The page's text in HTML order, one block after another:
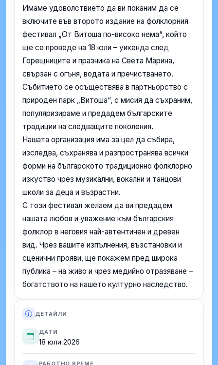
Имаме удоволствието да ви поканим да се
включите във второто издание на фолклорния
фестивал „От Витоша по-високо нема“, който
ще се проведе на 18 юли – уикенда след
Горещниците и празника на Света Марина,
свързан с огъня, водата и пречистването.
Събитието се осъществява в партньорство с
природен парк „Витоша“, с мисия да съхраним,
популяризираме и предадем българските
традиции на следващите поколения.
Нашата организация има за цел да събира,
изследва, съхранява и разпространява всички
форми на българското традиционно фолклорно
изкуство чрез музикални, вокални и танцови
школи за деца и възрастни.
С този фестивал желаем да ви предадем
нашата любов и уважение към българския
фолклор в неговия най-автентичен и древен
вид. Чрез вашите изпълнения, възстановки и
сценични прояви, ще покажем пред широка
публика – на живо и чрез медийно отразяване –
богатството на нашето културно наследство.
ДЕТАЙЛИ
ДАТИ
18 юли 2026